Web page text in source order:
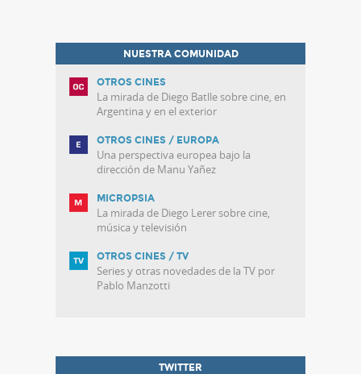
NUESTRA COMUNIDAD
OTROS CINES
La mirada de Diego Batlle sobre cine, en
Argentina y en el exterior
OTROS CINES / EUROPA
Una perspectiva europea bajo la
dirección de Manu Yañez
MICROPSIA
La mirada de Diego Lerer sobre cine,
música y televisión
OTROS CINES / TV
Series y otras novedades de la TV por
Pablo Manzotti
TWITTER